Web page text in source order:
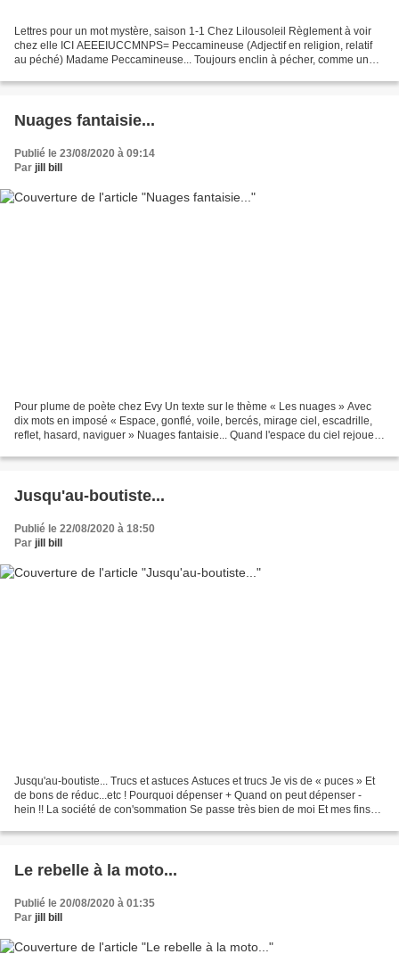
Lettres pour un mot mystère, saison 1-1 Chez Lilousoleil Règlement à voir
chez elle ICI AEEEIUCCMNPS= Peccamineuse (Adjectif en religion, relatif
au péché) Madame Peccamineuse... Toujours enclin à pécher, comme un
Nuages fantaisie...
Publié le 23/08/2020 à 09:14
Par jill bill
Pour plume de poète chez Evy Un texte sur le thème « Les nuages » Avec
dix mots en imposé « Espace, gonflé, voile, bercés, mirage ciel, escadrille,
reflet, hasard, naviguer » Nuages fantaisie... Quand l'espace du ciel rejoue
Jusqu'au-boutiste...
Publié le 22/08/2020 à 18:50
Par jill bill
Jusqu'au-boutiste... Trucs et astuces Astuces et trucs Je vis de « puces » Et
de bons de réduc...etc ! Pourquoi dépenser + Quand on peut dépenser -
hein !! La société de con'sommation Se passe très bien de moi Et mes fins
Le rebelle à la moto...
Publié le 20/08/2020 à 01:35
Par jill bill